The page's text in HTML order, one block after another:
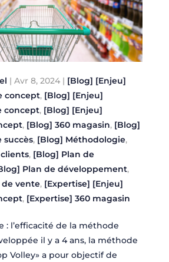
| Avr 8, 2024| [Blog] [Enjeu]
concept, [Blog] [Enjeu]
concept, [Blog] [Enjeu]
, [Blog] 360 magasin, [Blog]
succès, [Blog] Méthodologie,
, [Blog] Plan de
Plan de développement,
vente, [Expertise] [Enjeu]
, [Expertise] 360 magasin
: l’efficacité de la méthode
il y a 4 ans, la méthode
Volley» a pour objectif de